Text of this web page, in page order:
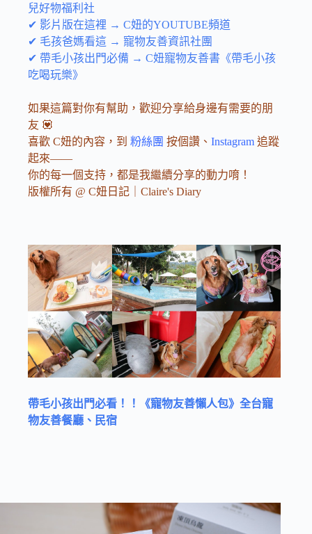
兒好物福利社
✔ 影片版在這裡 → C妞的YOUTUBE頻道
✔ 毛孩爸媽看這 → 寵物友善資訊社團
✔ 帶毛小孩出門必備 → C妞寵物友善書《帶毛小孩
吃喝玩樂》
如果這篇對你有幫助，歡迎分享給身邊有需要的朋
友 💟
喜歡 C妞的內容，到 粉絲團 按個讚、 Instagram 追蹤
起來——
你的每一個支持，都是我繼續分享的動力唷！
版權所有 @ C妞日記｜Claire's Diary
帶毛小孩出門必看！！《寵物友善懶人包》全台寵
物友善餐廳、民宿